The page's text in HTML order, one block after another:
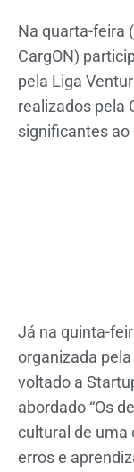
Na quarta-feira
CargON)
pela Liga
realizados pela
significantes
Já na quinta-
organizada pela
voltado a
abordado “Os
cultural de uma
erros e